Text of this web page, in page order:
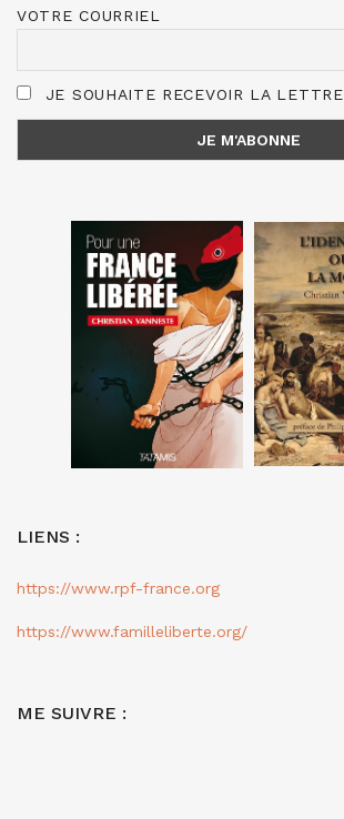
VOTRE COURRIEL
JE SOUHAITE RECEVOIR LA LETTRE
LIENS :
https://www.rpf-france.org
https://www.familleliberte.org/
ME SUIVRE :